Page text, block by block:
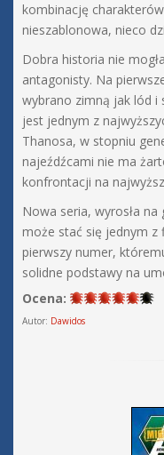
kombinację
nieszablonowa, nieco
Dobra historia nie
antagonisty. Na
wybrano zimną jak lód i
jest jednym z
Thanosa, w stopniu
najeźdźcami nie ma
konfrontacji na
Nowa seria, wyrosła
może stać się jednym z
pierwszy numer,
solidne podstawy na
Ocena:
Autor: Dawidos